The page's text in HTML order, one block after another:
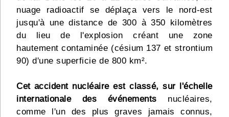
nuage radioactif se déplaça vers le nord-est
jusqu'à une distance de 300 à 350 kilomètres
du lieu de l'explosion créant une zone
hautement contaminée (césium 137 et strontium
90) d'une superficie de 800 km².
Cet accident nucléaire est classé, sur l'échelle
internationale des événements nucléaires,
comme l'un des plus graves jamais connus,